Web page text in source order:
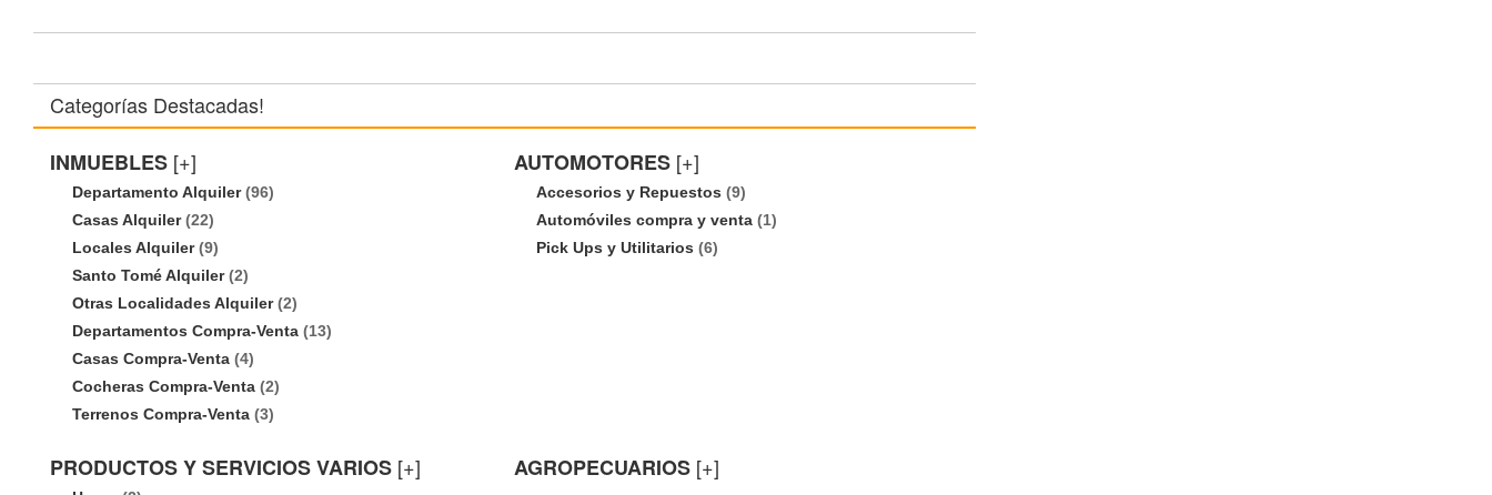
Categorías Destacadas!
INMUEBLES [+]
Departamento Alquiler(96)
Casas Alquiler(22)
Locales Alquiler(9)
Santo Tomé Alquiler(2)
Otras Localidades Alquiler(2)
Departamentos Compra-Venta (13)
Casas Compra-Venta (4)
Cocheras Compra-Venta (2)
Terrenos Compra-Venta (3)
AUTOMOTORES [+]
Accesorios y Repuestos (9)
Automóviles compra y venta (1)
Pick Ups y Utilitarios (6)
PRODUCTOS Y SERVICIOS VARIOS [+] AGROPECUARIOS [+]